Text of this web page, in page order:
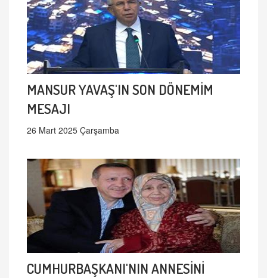
MANSUR YAVAŞ'IN SON DÖNEMİM
MESAJI
26 Mart 2025 Çarşamba
CUMHURBAŞKANI'NIN ANNESİNİ